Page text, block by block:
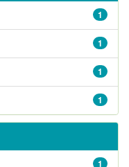
1
1
1
1
1